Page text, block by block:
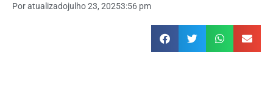
Poratualizadojulho 23, 20253:56 pm